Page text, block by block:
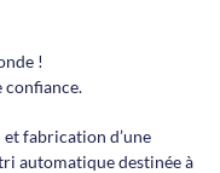
!
confiance.
fabrication d’une
automatique destinée à